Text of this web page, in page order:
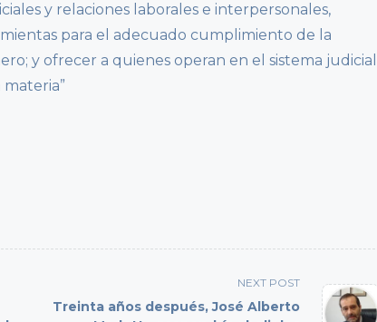
y relaciones laborales e interpersonales,
para el adecuado cumplimiento de la
y ofrecer a quienes operan en el sistema
NEXT POST
Treinta años después, José Alberto